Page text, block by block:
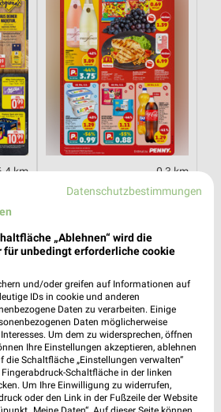
km 0,3 km
Angebote ab 03.08.
toom Baumarkt
Datenschutzbestimmungen
„Ablehnen“ wird die
unbedingt erforderliche cookie
und/oder greifen auf Informationen auf
IDs in cookie und anderen
Daten zu verarbeiten. Einige
Daten möglicherweise
Um dem zu widersprechen, öffnen
Ihre Einstellungen akzeptieren, ablehnen
die Schaltfläche „Einstellungen verwalten“
Schaltfläche in der linken
Um Ihre Einwilligung zu widerrufen,
oder den Link in der Fußzeile der Website